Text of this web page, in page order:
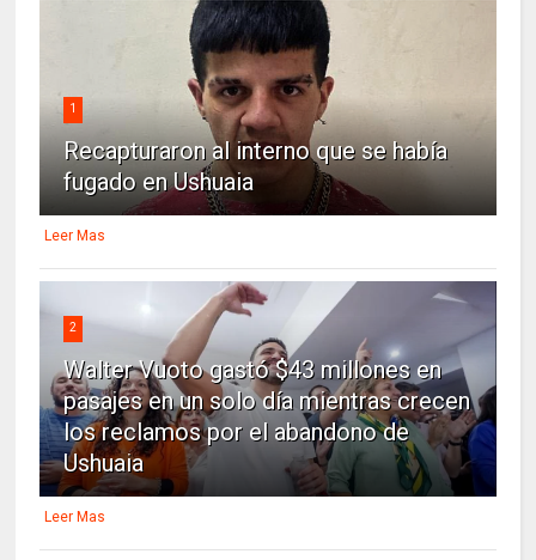
1
Recapturaron al interno que se había
fugado en Ushuaia
Leer Mas
2
Walter Vuoto gastó $43 millones en
pasajes en un solo día mientras crecen
los reclamos por el abandono de
Ushuaia
Leer Mas